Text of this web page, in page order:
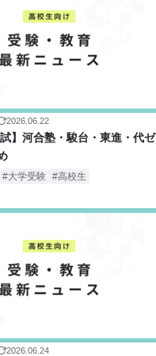
2026.06.22
】河合塾・駿台・東進・代ゼ
大学受験 高校生
2026.06.24